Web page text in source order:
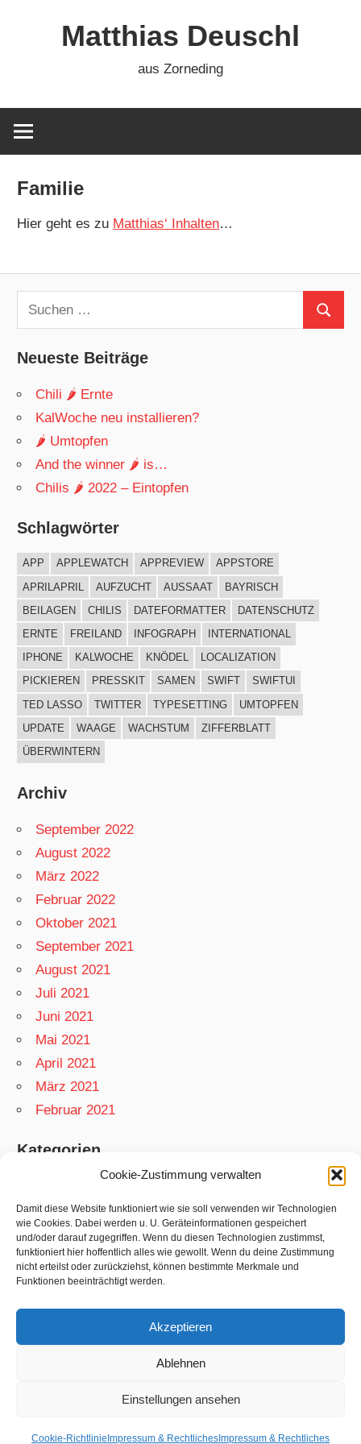
Cookie-Zustimmung verwalten
Damit diese Website funktioniert wie sie soll verwenden wir Technologien
wie Cookies. Dabei werden u. U. Geräteinformationen gespeichert
und/oder darauf zugegriffen. Wenn du diesen Technologien zustimmst,
funktioniert hier hoffentlich alles wie gewollt. Wenn du deine Zustimmung
nicht erteilst oder zurückziehst, können bestimmte Merkmale und
Funktionen beeinträchtigt werden.
Akzeptieren
Ablehnen
Einstellungen ansehen
Cookie-Richtlinie Impressum & Rechtliches Impressum & Rechtliches
Matthias Deuschl
aus Zorneding
Familie
Hier geht es zu Matthias‘ Inhalten…
Suchen
nach:
Suchen
Neueste Beiträge
Chili 🌶 Ernte
KalWoche neu installieren?
🌶 Umtopfen
And the winner 🌶 is…
Chilis 🌶 2022 – Eintopfen
Schlagwörter
APP APPLEWATCH APPREVIEW
APPSTORE
APRILAPRIL
AUFZUCHT AUSSAAT
BAYRISCH
BEILAGEN
CHILIS DATEFORMATTER
DATENSCHUTZ
ERNTE
FREILAND INFOGRAPH
INTERNATIONAL
IPHONE
KALWOCHE KNÖDEL
LOCALIZATION
PICKIEREN
PRESSKIT SAMEN SWIFT
SWIFTUI
TED LASSO
TWITTER TYPESETTING
UMTOPFEN
UPDATE
WAAGE WACHSTUM
ZIFFERBLATT
ÜBERWINTERN
Archiv
September 2022
August 2022
März 2022
Februar 2022
Oktober 2021
September 2021
August 2021
Juli 2021
Juni 2021
Mai 2021
April 2021
März 2021
Februar 2021
Kategorien
Garten
Matthias
Netzwelt
Rezepte
ThemeZee.